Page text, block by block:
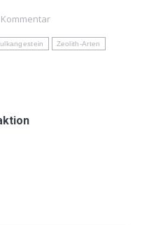
Kommentar
Zeolith-Arten